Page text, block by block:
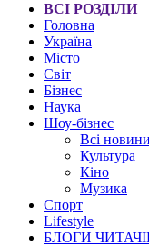
ВСІ РОЗДІЛИ
Головна
Україна
Місто
Світ
Бізнес
Наука
Шоу-бізнес
Всі
Культура
Кіно
Музика
Спорт
Lifestyle
БЛОГИ